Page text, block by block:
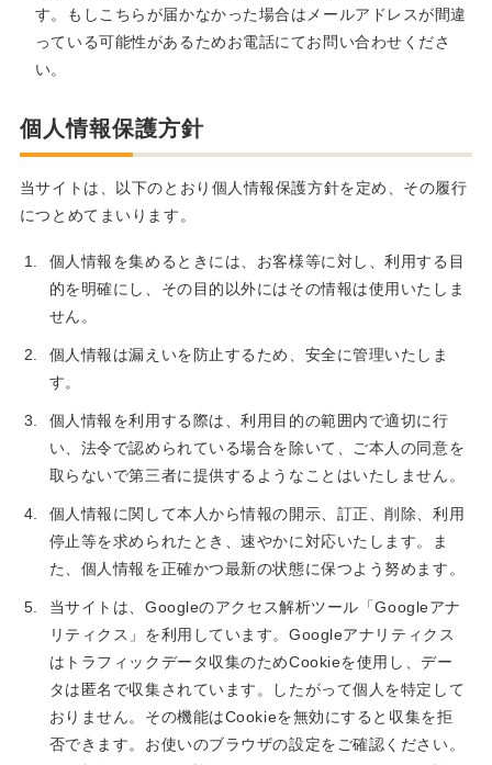
す。もしこちらが届かなかった場合はメールアドレスが間違
っている可能性があるためお電話にてお問い合わせくださ
い。
個人情報保護方針
当サイトは、以下のとおり個人情報保護方針を定め、その履行
につとめてまいります。
個人情報を集めるときには、お客様等に対し、利用する目
的を明確にし、その目的以外にはその情報は使用いたしま
せん。
個人情報は漏えいを防止するため、安全に管理いたしま
す。
個人情報を利用する際は、利用目的の範囲内で適切に行
い、法令で認められている場合を除いて、ご本人の同意を
取らないで第三者に提供するようなことはいたしません。
個人情報に関して本人から情報の開示、訂正、削除、利用
停止等を求められたとき、速やかに対応いたします。ま
た、個人情報を正確かつ最新の状態に保つよう努めます。
当サイトは、Googleのアクセス解析ツール「Googleアナ
リティクス」を利用しています。Googleアナリティクス
はトラフィックデータ収集のためCookieを使用し、デー
タは匿名で収集されています。したがって個人を特定して
おりません。その機能はCookieを無効にすると収集を拒
否できます。お使いのブラウザの設定をご確認ください。